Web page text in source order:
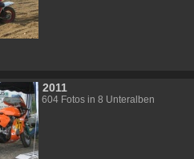
2011
604 Fotos in 8 Unteralben